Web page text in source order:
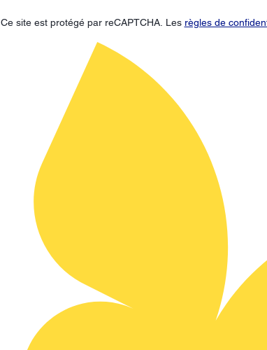
Ce site est protégé par reCAPTCHA. Les règles de